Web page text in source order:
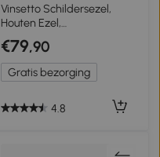
2+
Vinsetto Schildersezel,
Houten Ezel,
Hoogteverstelbaar,
Opvouwbaar, Pennenbak,
Beukenhout, 65 x 110 x 180-
235 cm
€79,90
Gratis bezorging
4.8